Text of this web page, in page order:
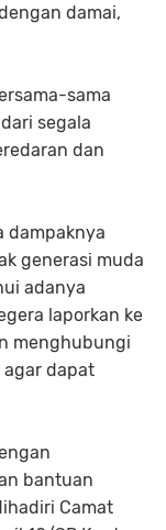
damai,
sama
segala
dan
dampaknya
generasi muda
adanya
laporkan ke
menghubungi
agar dapat
bantuan
Camat